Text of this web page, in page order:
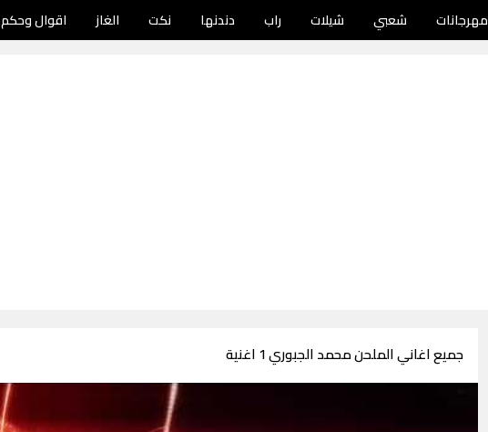
مهرجانات شعبي شيلات راب دندنها نكت الغاز اقوال وحكم
جميع اغاني الملحن محمد الجبوري 1 اغنية